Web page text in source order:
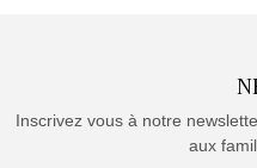
Inscrivez vous à notre
aux